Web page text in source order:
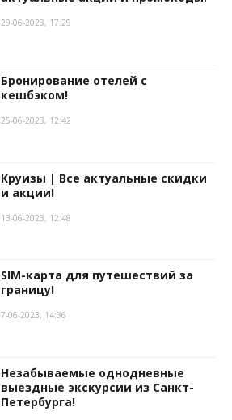
29-06-2023, 17:29
Бронирование отелей с
кешбэком!
25-06-2023, 12:42
Круизы | Все актуальные скидки
и акции!
13-06-2023, 12:48
SIM-карта для путешествий за
границу!
7-06-2023, 14:36
Незабываемые однодневные
выездные экскурсии из Санкт-
Петербурга!